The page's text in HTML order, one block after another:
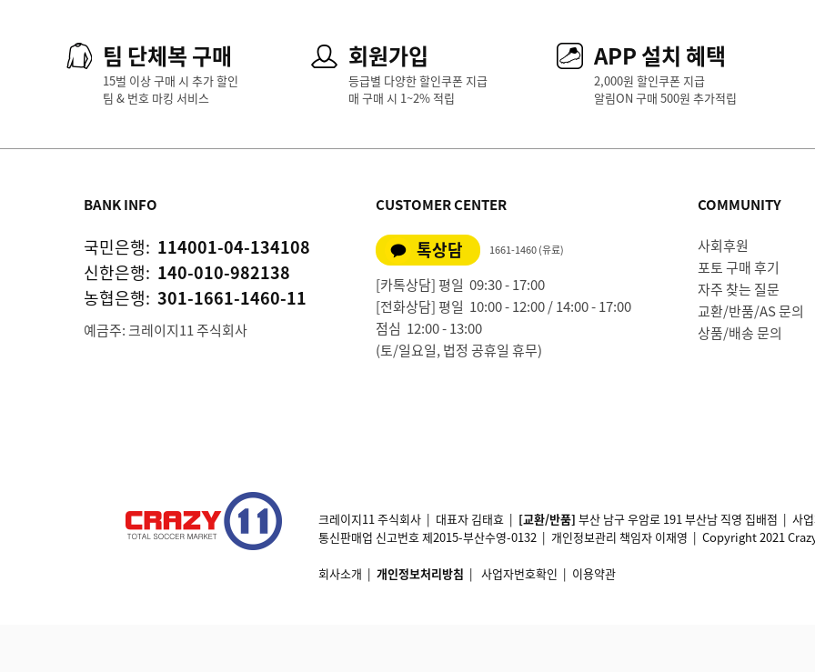
팀 단체복 구매
15벌 이상 구매 시 추가 할인
팀 & 번호 마킹 서비스
회원가입
등급별 다양한 할인쿠폰 지급
매 구매 시 1~2% 적립
APP 설치 혜택
2,000원 할인쿠폰 지급
알림ON 구매 500원 추가적립
BANK INFO
국민은행: 114001-04-134108
신한은행: 140-010-982138
농협은행: 301-1661-1460-11
예금주: 크레이지11 주식회사
CUSTOMER CENTER
톡상담 1661-1460 (유료)
[카톡상담] 평일 09:30 - 17:00
[전화상담] 평일 10:00 - 12:00 / 14:00 - 17:00
점심 12:00 - 13:00
(토/일요일, 법정 공휴일 휴무)
COMMUNITY
사회후원
포토 구매 후기
자주 찾는 질문
교환/반품/AS 문의
상품/배송 문의
크레이지11 주식회사 | 대표자 김태효 | [교환/반품] 부산 남구 우암로 191 부산남 직영 집배점 | 사
통신판매업 신고번호 제2015-부산수영-0132 | 개인정보관리 책임자 이재영 | Copyright 2021
회사소개 | 개인정보처리방침 | 사업자번호확인 | 이용약관